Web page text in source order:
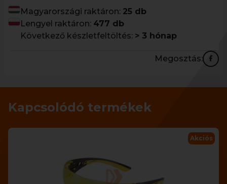
Magyarországi raktáron: 25 db
Lengyel raktáron: 477 db
Következő készletfeltöltés: > 3 hónap
Megosztás:
Kapcsolódó termékek
Akciós